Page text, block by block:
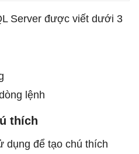
Server được viết dưới 3
lệnh
thích
dụng để tạo chú thích